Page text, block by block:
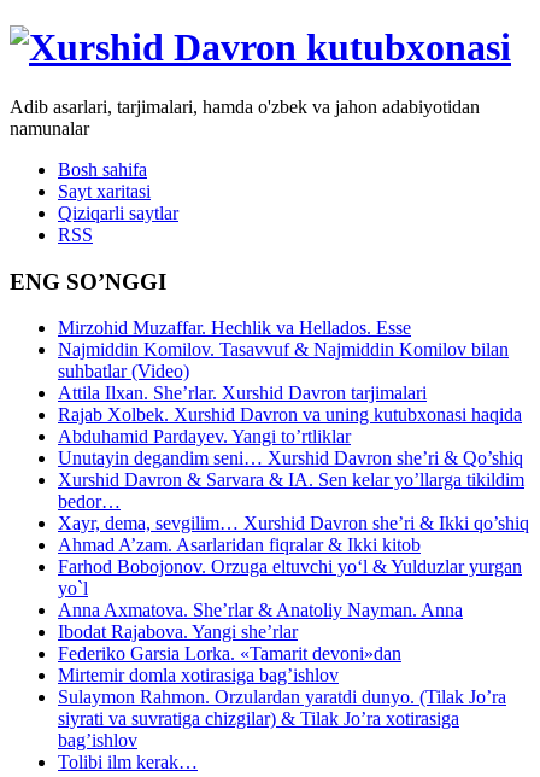
Adib asarlari, tarjimalari, hamda o'zbek va jahon adabiyotidan
namunalar
Bosh sahifa
Sayt xaritasi
Qiziqarli saytlar
RSS
ENG SO’NGGI
Mirzohid Muzaffar. Hechlik va Hellados. Esse
Najmiddin Komilov. Tasavvuf & Najmiddin Komilov bilan
suhbatlar (Video)
Attila Ilxan. She’rlar. Xurshid Davron tarjimalari
Rajab Xolbek. Xurshid Davron va uning kutubxonasi haqida
Abduhamid Pardayev. Yangi to’rtliklar
Unutayin degandim seni… Xurshid Davron she’ri & Qo’shiq
Xurshid Davron & Sarvara & IA. Sen kelar yo’llarga tikildim
bedor…
Xayr, dema, sevgilim… Xurshid Davron she’ri & Ikki qo’shiq
Ahmad A’zam. Asarlaridan fiqralar & Ikki kitob
Farhod Bobojonov. Orzuga eltuvchi yo‘l & Yulduzlar yurgan
yo`l
Anna Axmatova. She’rlar & Anatoliy Nayman. Anna
Ibodat Rajabova. Yangi she’rlar
Federiko Garsia Lorka. «Tamarit devoni»dan
Mirtemir domla xotirasiga bag’ishlov
Sulaymon Rahmon. Orzulardan yaratdi dunyo. (Tilak Jo’ra
siyrati va suvratiga chizgilar) & Tilak Jo’ra xotirasiga
bag’ishlov
Tolibi ilm kerak…